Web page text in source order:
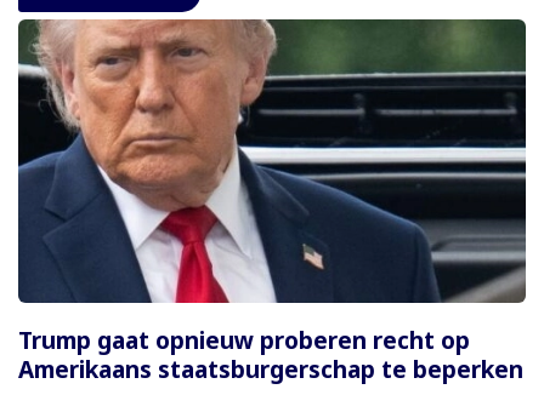
Trump gaat opnieuw proberen recht op
Amerikaans staatsburgerschap te beperken